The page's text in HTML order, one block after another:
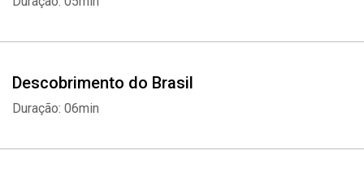
Descobrimento do Brasil
Duração: 06min